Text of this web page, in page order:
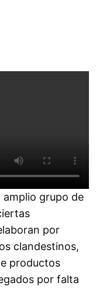
amplio grupo de
por
clandestinos,
productos
por falta